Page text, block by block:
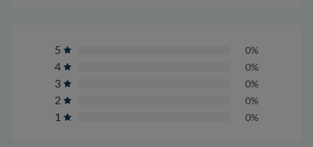
5 0%
4 0%
3 0%
2 0%
1 0%